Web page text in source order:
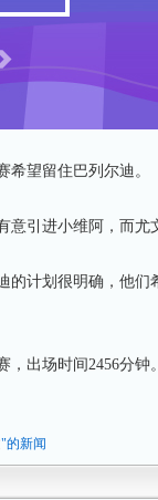
望留住巴列尔迪。
引进小维阿，而尤
计划很明确，他们
出场时间2456分钟。
"的新闻